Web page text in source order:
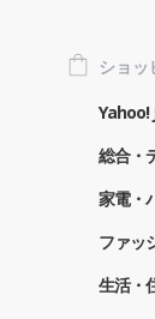
ショッ
Yahoo!
総合・
家電・
ファッ
生活・